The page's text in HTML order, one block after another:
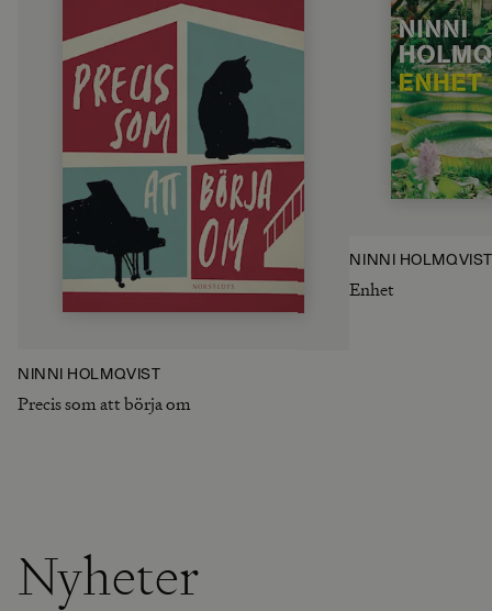
NINNI HOLMQVIST
Precis som att börja om
NINNI HOLMQVIST
Enhet
Nyheter